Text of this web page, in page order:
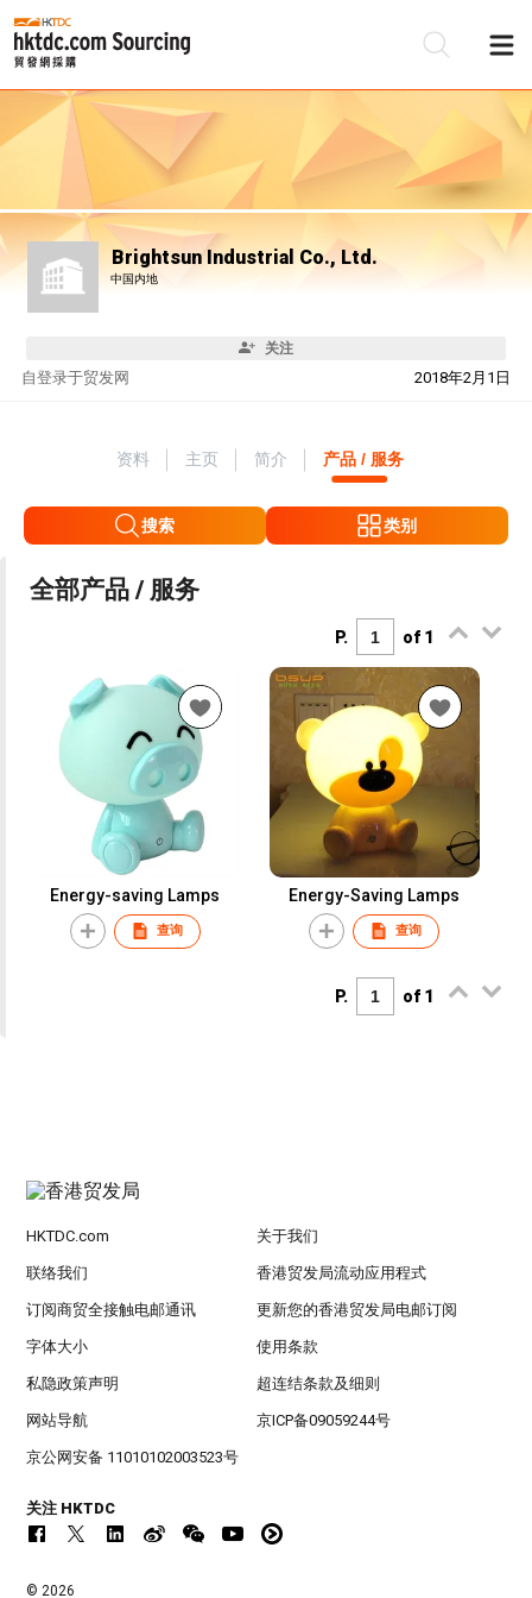
Brightsun Industrial Co., Ltd.
中国内地
关注
自 2018年2月1日
登录于贸发网
资料 主页 简介 产品 / 服务
搜索 类别
全部产品 / 服务
P. of 1
Energy-saving Lamps
查询
Energy-Saving Lamps
查询
P. of 1
HKTDC.com 关于我们
联络我们 香港贸发局流动应用程式
订阅商贸全接触电邮通讯 更新您的香港贸发局电邮订阅
字体大小 使用条款
私隐政策声明 超连结条款及细则
网站导航 京ICP备09059244号
京公网安备 11010102003523号
关注 HKTDC
© 2026